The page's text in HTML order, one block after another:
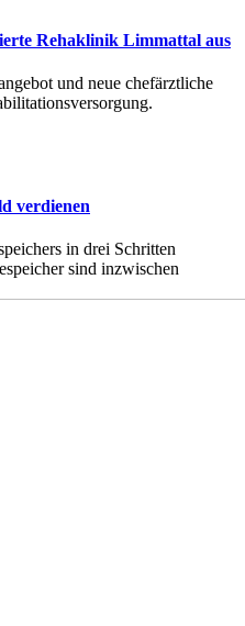
Rehaklinik Limmattal aus
und neue chefärztliche
verdienen
in drei Schritten
sind inzwischen